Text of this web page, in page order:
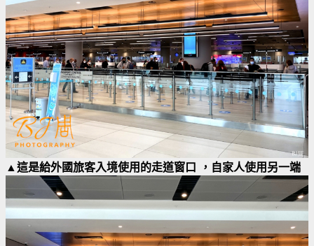
▲這是給外國旅客入境使用的走道窗口 ，自家人使用另一端